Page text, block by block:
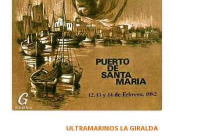
ULTRAMARINOS LA GIRALDA